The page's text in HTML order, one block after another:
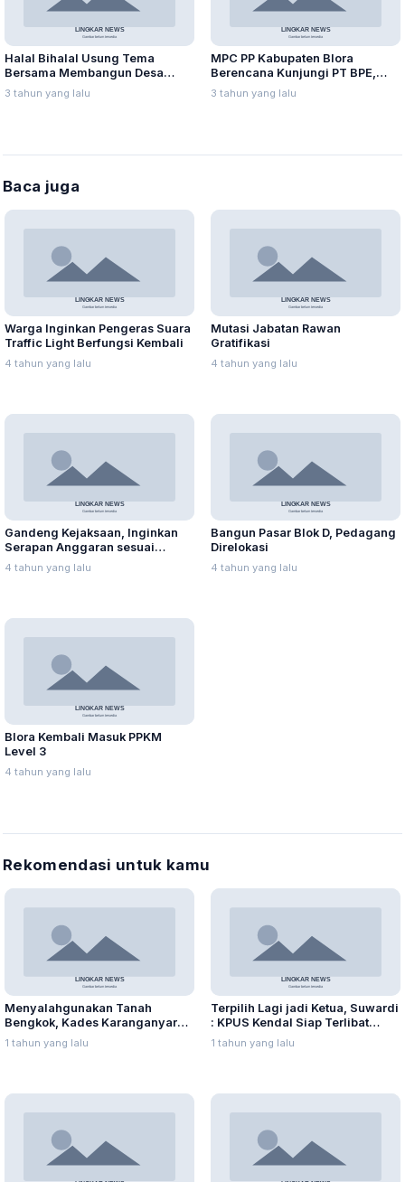
Halal Bihalal Usung Tema
Bersama Membangun Desa
Bermartabat, Berikut Pesan
Ketua BPD Banjarejo
3 tahun yang lalu
MPC PP Kabupaten Blora
Berencana Kunjungi PT BPE,
Munaji: Silaturahmi
3 tahun yang lalu
Baca juga
Warga Inginkan Pengeras Suara
Traffic Light Berfungsi Kembali
4 tahun yang lalu
Mutasi Jabatan Rawan
Gratifikasi
4 tahun yang lalu
Gandeng Kejaksaan, Inginkan
Serapan Anggaran sesuai
Aturan
4 tahun yang lalu
Bangun Pasar Blok D, Pedagang
Direlokasi
4 tahun yang lalu
Blora Kembali Masuk PPKM
Level 3
4 tahun yang lalu
Rekomendasi untuk kamu
Menyalahgunakan Tanah
Bengkok, Kades Karanganyar
Ditangkap Kejari
1 tahun yang lalu
Terpilih Lagi jadi Ketua, Suwardi
: KPUS Kendal Siap Terlibat
Suplai Telur untuk MBG
1 tahun yang lalu